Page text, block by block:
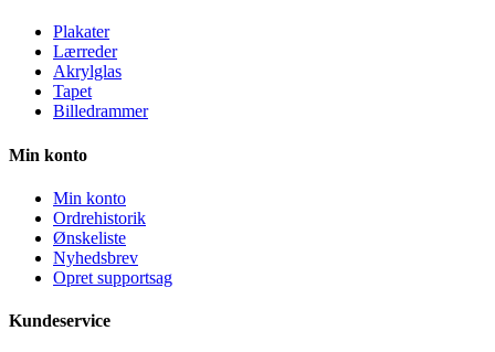
Plakater
Lærreder
Akrylglas
Tapet
Billedrammer
Min konto
Min konto
Ordrehistorik
Ønskeliste
Nyhedsbrev
Opret supportsag
Kundeservice